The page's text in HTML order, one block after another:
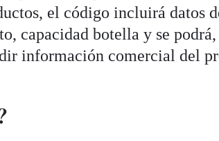
el código incluirá datos
capacidad botella y se
información comercial del